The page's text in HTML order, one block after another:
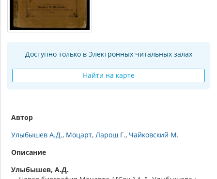
Доступно только в Электронных читальных залах
Найти на карте
Автор
Улыбышев А.Д. Моцарт Ларош Г. Чайковский М.
Описание
Улыбышев, А.Д.